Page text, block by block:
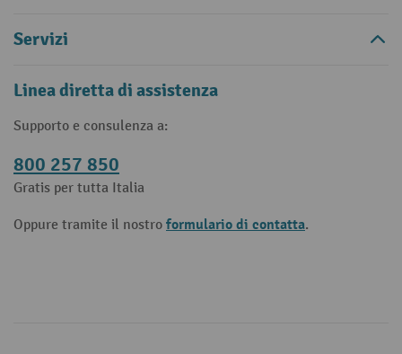
Servizi
Linea diretta di assistenza
Supporto e consulenza a:
800 257 850
Gratis per tutta Italia
Oppure tramite il nostro formulario di contatta.